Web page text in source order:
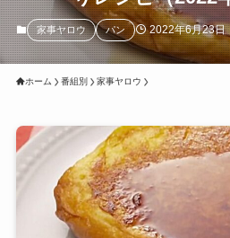
家事ヤロウ パン 2022年6月23日
ホーム 番組別 家事ヤロウ